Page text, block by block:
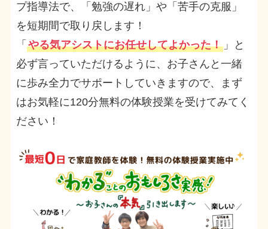
プ指導法で、「勉強の遅れ」や「苦手の克服」
を短期間で取り戻します！
「 やる気アシストにお任せしてよかった！」と
必ず言っていただけるように、お子さんと一緒
に歩み全力でサポートしていきますので、まず
はお気軽に120分無料の体験授業を受けてみてく
ださい！